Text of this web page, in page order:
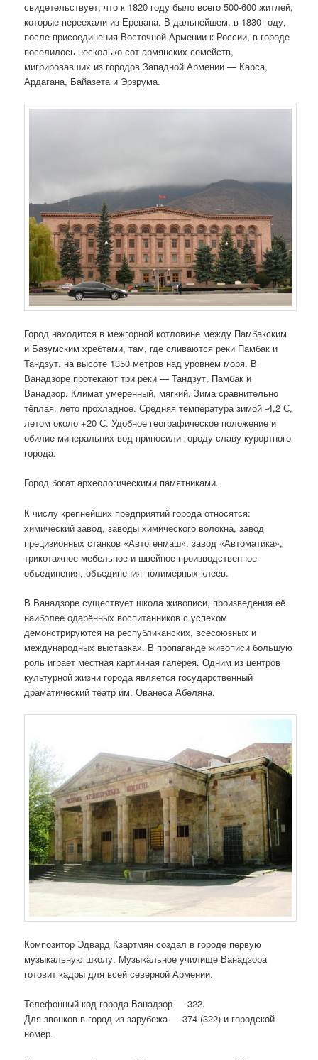
свидетельствует, что к 1820 году было всего 500-600 житлей,
которые переехали из Еревана. В дальнейшем, в 1830 году,
после присоединения Восточной Армении к России, в городе
поселилось несколько сот армянских семейств,
мигрировавших из городов Западной Армении — Карса,
Ардагана, Байазета и Эрзрума.
Город находится в межгорной котловине между Памбакским
и Базумским хребтами, там, где сливаются реки Памбак и
Тандзут, на высоте 1350 метров над уровнем моря. В
Ванадзоре протекают три реки — Тандзут, Памбак и
Ванадзор. Климат умеренный, мягкий. Зима сравнительно
тёплая, лето прохладное. Средняя температура зимой -4,2 С,
летом около +20 С. Удобное географическое положение и
обилие минеральних вод приносили городу славу курортного
города.
Город богат археологическими памятниками.
К числу крепнейших предприятий города относятся:
химический завод, заводы химического волокна, завод
прецизионных станков «Автогенмаш», завод «Автоматика»,
трикотажное мебельное и швейное производственное
объединения, объединения полимерных клеев.
В Ванадзоре существует школа живописи, произведения её
наиболее одарённых воспитанников с успехом
демонстрируются на республиканских, всесоюзных и
международных выставках. В пропаганде живописи большую
роль играет местная картинная галерея. Одним из центров
культурной жизни города является государственный
драматический театр им. Ованеса Абеляна.
Композитор Эдвард Кзартмян создал в городе первую
музыкальную школу. Музыкальное училище Ванадзора
готовит кадры для всей северной Армении.
Телефонный код города Ванадзор — 322.
Для звонков в город из зарубежа — 374 (322) и городской
номер.